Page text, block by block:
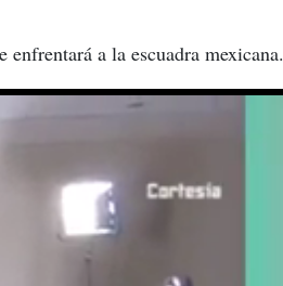
a la escuadra mexicana.